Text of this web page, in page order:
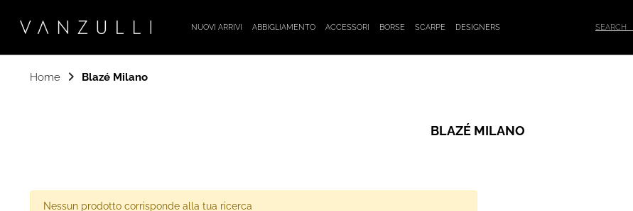
NUOVI ARRIVI ABBIGLIAMENTO ACCESSORI BORSE SCARPE DESIGNERS
Home Blazé Milano
BLAZÉ MILANO
Nessun prodotto corrisponde alla tua ricerca